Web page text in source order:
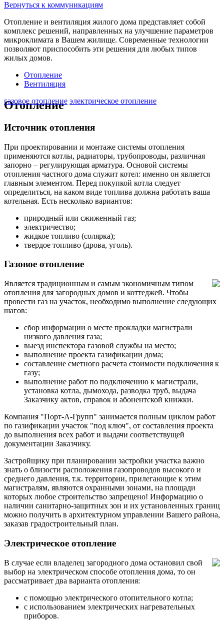
Вернуться к коммуникациям
Отопление и вентиляция жилого дома представляет собой
комплекс решений, направленных на улучшение параметров
микроклимата в Вашем жилище. Современные технологии
позволяют приспособить эти решения для любых типов
жилых домов.
Отопление
Вентиляция
газовое отопление электрическое отопление
Отопление
Источник отопления
При проектировании и монтаже системы отопления
применяются котлы, радиаторы, трубопроводы, различная
запорно – регулирующая арматура. Основой системы
отопления частного дома служит котел: именно он является
главным элементом. Перед покупкой котла следует
определиться, на каком виде топлива должна работать ваша
котельная. Есть несколько вариантов:
природный или сжиженный газ;
электричество;
жидкое топливо (солярка);
твердое топливо (дрова, уголь).
Газовое отопление
Является традиционным и самым экономичным типом
отопления для загородных домов и коттеджей. Чтобы
провести газ на участок, необходимо выполнение следующих
шагов:
сбор информации о месте прокладки магистрали
низкого давления газа;
выезд инспектора газовой службы на место;
выполнение проекта газификации дома;
составление сметного расчета стоимости подключения к
газу;
выполнение работ по подключению к магистрали,
установка котла, дымохода, разводка труб, выдача
Заказчику актов, справок и абонентской книжки.
Компания "Порт-А-Групп" занимается полным циклом работ
по газификации участок "под ключ", от составления проекта
до выполнения всех работ и выдачи соответствущей
документации Заказчику.
Застройщику при планировании застройки участка важно
знать о близости расположения газопроводов высокого и
среднего давления, т.к. территории, прилегающие к этим
магистралям, являются охранными зонами, на площади
которых любое строительство запрещено! Информацию о
наличии санитарно-защитных зон и их установленных границ
можно получить в архитектурном управлении Вашего района,
заказав градостроительный план.
Электрическое отопление
В случае если владелец загородного дома остановил свой
выбор на электрическом способе отопления дома, то он
рассматривает два варианта отопления:
с помощью электрического отопительного котла;
с использованием электрических нагревательных
приборов.